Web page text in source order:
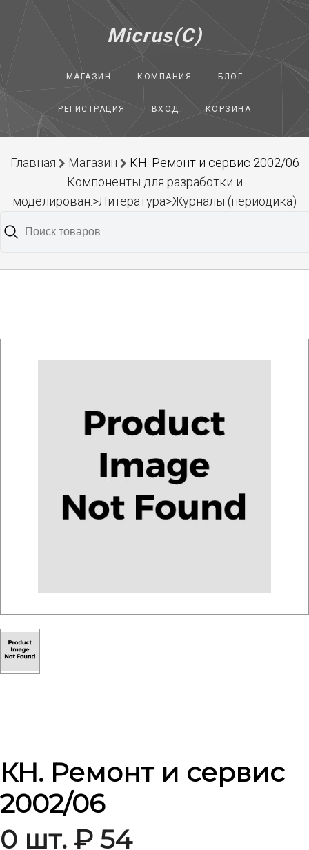
Micrus(C)
МАГАЗИН КОМПАНИЯ БЛОГ
РЕГИСТРАЦИЯ ВХОД КОРЗИНА
Главная Магазин
КН. Ремонт и сервис 2002/06
Компоненты для разработки и
моделирован.>Литература>Журналы (периодика)
КН. Ремонт и сервис
2002/06
0 шт. ₽ 54